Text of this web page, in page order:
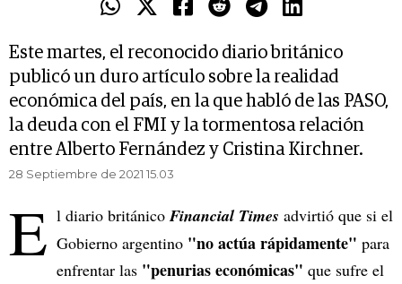
Este martes, el reconocido diario británico
publicó un duro artículo sobre la realidad
económica del país, en la que habló de las PASO,
la deuda con el FMI y la tormentosa relación
entre Alberto Fernández y Cristina Kirchner.
28 Septiembre de 2021 15.03
E l diario británicoFinancial Times advirtió que si el
Gobierno argentino "no actúa rápidamente" para
enfrentar las "penurias económicas" que sufre el